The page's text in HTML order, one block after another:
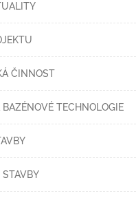
ČINNOST
BAZÉNOVÉ TECHNOLOGIE
STAVBY